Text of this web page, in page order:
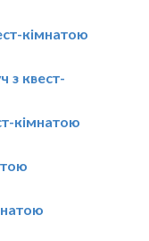
кімнатою
з квест-
кімнатою